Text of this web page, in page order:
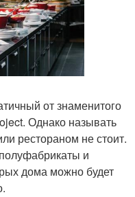
от знаменитого
Однако называть
рестораном не стоит.
и
дома можно будет